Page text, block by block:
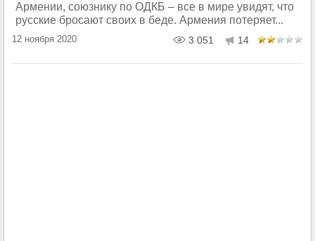
Армении, союзнику по ОДКБ – все в мире увидят, что
русские бросают своих в беде. Армения потеряет...
12 ноября 2020 3 051 14